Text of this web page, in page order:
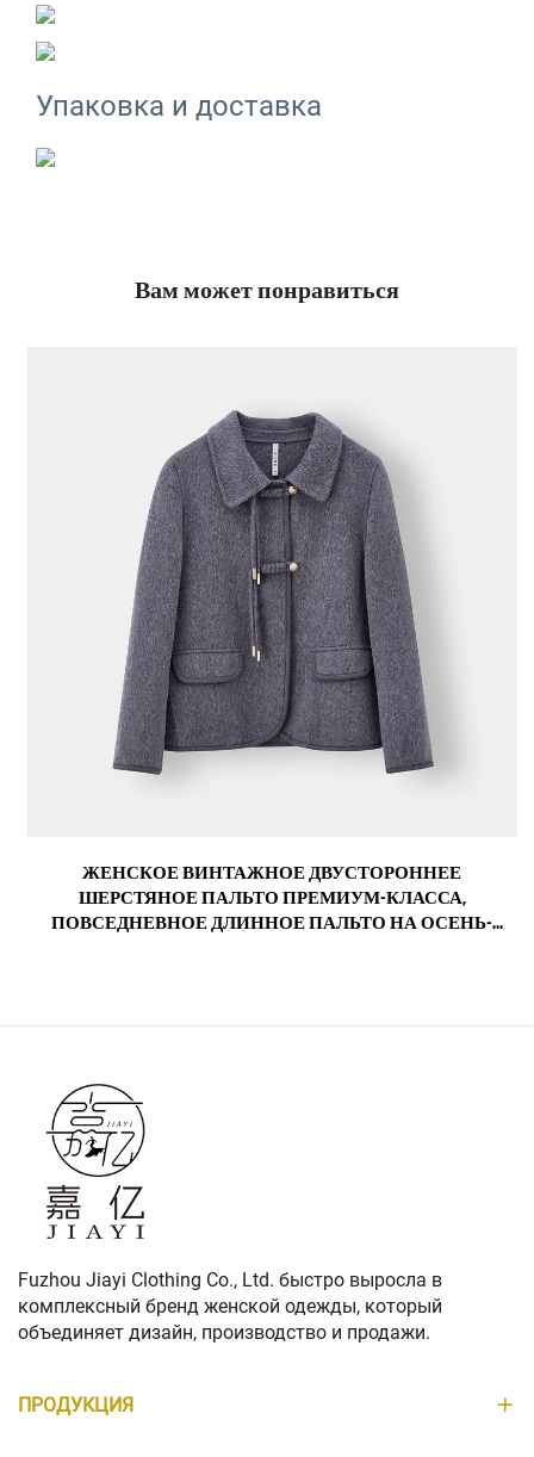
Упаковка и доставка
Вам может понравиться
ЖЕНСКОЕ ВИНТАЖНОЕ ДВУСТОРОННЕЕ
ШЕРСТЯНОЕ ПАЛЬТО ПРЕМИУМ-КЛАССА,
ПОВСЕДНЕВНОЕ ДЛИННОЕ ПАЛЬТО НА ОСЕНЬ-
Fuzhou Jiayi Clothing Co., Ltd. быстро выросла в
комплексный бренд женской одежды, который
объединяет дизайн, производство и продажи.
ПРОДУКЦИЯ